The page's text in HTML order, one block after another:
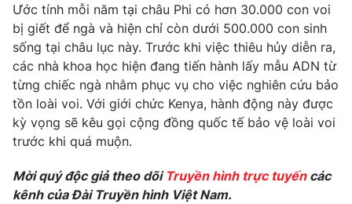
Góc doanh nghiệp
Truyền hình
Phim VTV
Hậu trường
Nhân vật
Khán giả
Giải sao mai
Giải trí
Điện ảnh
Âm nhạc
Sao
Đời sống
Du lịch
Chất lượng cuộc sống
Giáo dục
Tuyển sinh
Công nghệ
Ước tính mỗi năm tại châu Phi có hơn 30.000 con voi
bị giết để ngà và hiện chỉ còn dưới 500.000 con sinh
sống tại châu lục này. Trước khi việc thiêu hủy diễn ra,
các nhà khoa học hiện đang tiến hành lấy mẫu ADN từ
từng chiếc ngà nhằm phục vụ cho việc nghiên cứu bảo
tồn loài voi. Với giới chức Kenya, hành động này được
kỳ vọng sẽ kêu gọi cộng đồng quốc tế bảo vệ loài voi
trước khi quá muộn.
Mời quý độc giả theo dõi Truyền hình trực tuyếncác
kênh của Đài Truyền hình Việt Nam.